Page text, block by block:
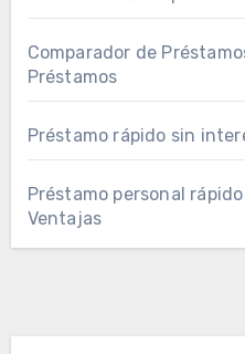
Comparador de
Préstamos
Préstamo rápido sin
Préstamo personal
Ventajas